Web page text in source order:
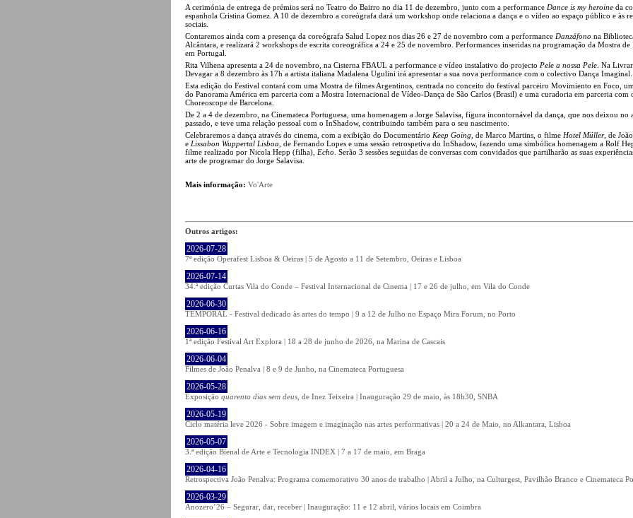
A cerimónia de entrega de prémios será no Teatro do Bairro no dia 11 de dezembro, junto com a performance Dance is my heroine da
espanhola Cristina Gomez. A 10 de dezembro a coreógrafa dará um workshop onde relaciona a dança e o vídeo ao espaço público e às
sociais.
Contaremos ainda com a presença da coreógrafa Salud Lopez nos dias 26 e 27 de novembro com a performance Danzáfono na
Alcântara, e realizará 2 workshops de escrita coreográfica a 24 e 25 de novembro. Performances inseridas na programação da Mostra de
em Portugal.
Rita Vilhena apresenta a 24 de novembro, na Cisterna FBAUL a performance e vídeo instalativo do projecto Pele a nossa Pele . Na
Devagar a 8 dezembro às 17h a artista italiana Madalena Ugulini irá apresentar a sua nova performance com o colectivo Dança Imaginal.
Esta edição do Festival contará com uma Mostra de filmes Argentinos, centrada no conceito do festival parceiro Movimiento en Foco,
do Panorama América em parceria com a Mostra Internacional de Vídeo-Dança de São Carlos (Brasil) e uma curadoria em parceria com
Choreoscope de Barcelona.
De 2 a 4 de dezembro, na Cinemateca Portuguesa, uma homenagem a Jorge Salavisa, figura incontornável da dança, que nos deixou no
passado, e teve uma relação pessoal com o InShadow, contribuindo também para o seu nascimento.
Celebraremos a dança através do cinema, com a exibição do Documentário Keep Going , de Marco Martins, o filme Hotel Müller, de
e Lissabon Wuppertal Lisboa , de Fernando Lopes e uma sessão retrospetiva do InShadow, fazendo uma simbólica homenagem a Rolf
filme realizado por Nicola Hepp (filha), Echo . Serão 3 sessões seguidas de conversas com convidados que partilharão as suas
arte de programar do Jorge Salavisa.
Mais informação: Vo'Arte
Outros artigos:
2026-07-28
7ª edição Operafest Lisboa & Oeiras | 5 de Agosto a 11 de Setembro, Oeiras e Lisboa
2026-07-14
34.ª edição Curtas Vila do Conde – Festival Internacional de Cinema | 17 e 26 de julho, em Vila do Conde
2026-06-30
TEMPORAL - Festival dedicado às artes do tempo | 9 a 12 de Julho no Espaço Mira Forum, no Porto
2026-06-16
1ª edição Festival Art Explora | 18 a 28 de junho de 2026, na Marina de Cascais
2026-06-04
Filmes de João Penalva | 8 e 9 de Junho, na Cinemateca Portuguesa
2026-05-28
Exposição quarenta dias sem deus , de Inez Teixeira | Inauguração 29 de maio, às 18h30, SNBA
2026-05-19
Ciclo matéria leve 2026 - Sobre imagem e imaginação nas artes performativas | 20 a 24 de Maio, no Alkantara, Lisboa
2026-05-07
3.ª edição Bienal de Arte e Tecnologia INDEX | 7 a 17 de maio, em Braga
2026-04-16
Retrospectiva João Penalva: Programa comemorativo 30 anos de trabalho | Abril a Julho, na Culturgest, Pavilhão Branco e Cinemateca
2026-03-29
Anozero’26 – Segurar, dar, receber | Inauguração: 11 e 12 abril, vários locais em Coimbra